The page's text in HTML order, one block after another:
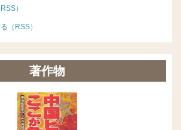
）
（RSS）
著作物